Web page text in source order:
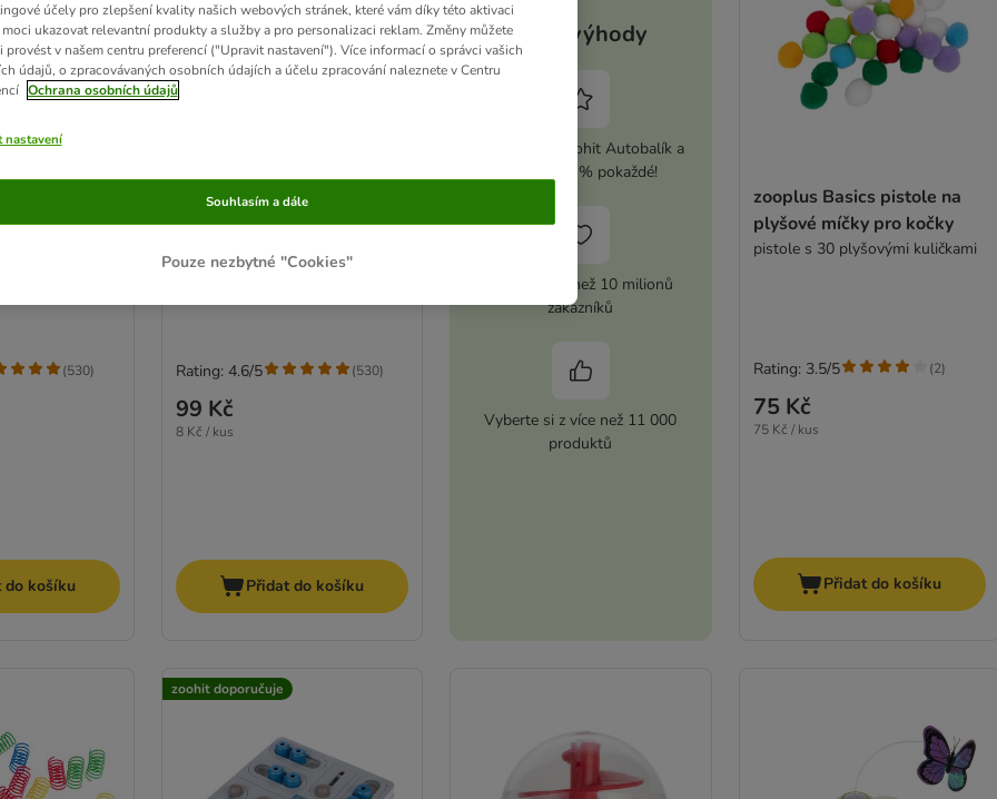
(530)
do košíku
TIAKI sada spirál
sada 12 kusů
99 Kč
8 Kč / kus
Rating: 4.6/5 (530)
Přidat do košíku
Vaše výhody
Aktivujte si zoohit Autobalík a
ušetřete 5 % pokaždé!
Důvěra více než 10 milionů
zákazníků
Vyberte si z více než 11 000
produktů
zooplus Basics pistole na
plyšové míčky pro kočky
pistole s 30 plyšovými kuličkami
75 Kč
75 Kč / kus
Rating: 3.5/5 (2)
Přidat do košíku
zoohit doporučuje
účely pro zlepšení kvality našich webových stránek, které vám díky této aktivaci
ukazovat relevantní produkty a služby a pro personalizaci reklam. Změny můžete
provést v našem centru preferencí ("Upravit nastavení"). Více informací o správci vašich
údajů, o zpracovávaných osobních údajích a účelu zpracování naleznete v Centru
Ochrana osobních údajů
nastavení
Pouze nezbytné "Cookies"
Souhlasím a dále